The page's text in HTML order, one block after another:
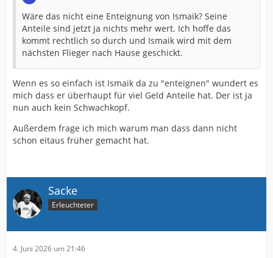
Wäre das nicht eine Enteignung von Ismaik? Seine
Anteile sind jetzt ja nichts mehr wert. Ich hoffe das
kommt rechtlich so durch und Ismaik wird mit dem
nächsten Flieger nach Hause geschickt.
Wenn es so einfach ist Ismaik da zu "enteignen" wundert es
mich dass er überhaupt für viel Geld Anteile hat. Der ist ja
nun auch kein Schwachkopf.
Außerdem frage ich mich warum man dass dann nicht
schon eitaus früher gemacht hat.
Sacke
Erleuchteter
4. Juni 2026 um 21:46